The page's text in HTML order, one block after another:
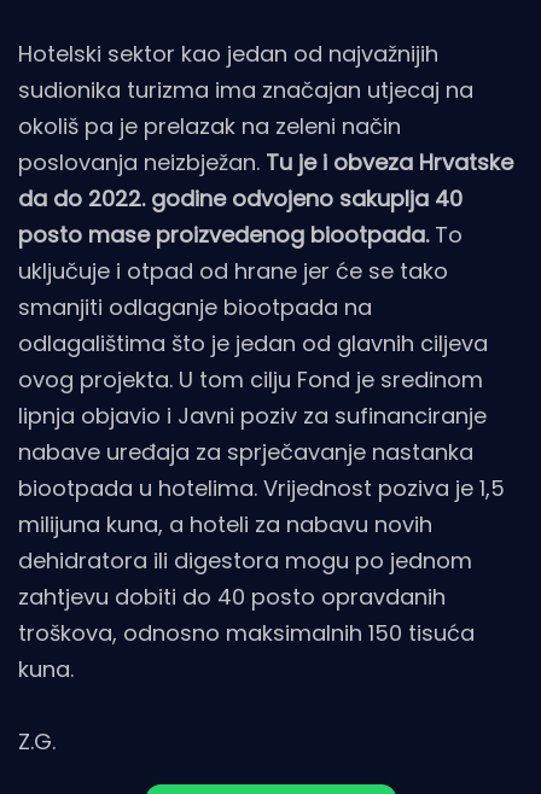
Hotelski sektor kao jedan od najvažnijih
sudionika turizma ima značajan utjecaj na
okoliš pa je prelazak na zeleni način
poslovanja neizbježan. Tu je i obveza Hrvatske
da do 2022. godine odvojeno sakuplja 40
posto mase proizvedenog biootpada.To
uključuje i otpad od hrane jer će se tako
smanjiti odlaganje biootpada na
odlagalištima što je jedan od glavnih ciljeva
ovog projekta. U tom cilju Fond je sredinom
lipnja objavio i Javni poziv za sufinanciranje
nabave uređaja za sprječavanje nastanka
biootpada u hotelima. Vrijednost poziva je 1,5
milijuna kuna, a hoteli za nabavu novih
dehidratora ili digestora mogu po jednom
zahtjevu dobiti do 40 posto opravdanih
troškova, odnosno maksimalnih 150 tisuća
kuna.
Z.G.